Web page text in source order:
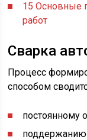
15 Основные
работ
Сварка
Процесс
способом
постоянному
поддержанию